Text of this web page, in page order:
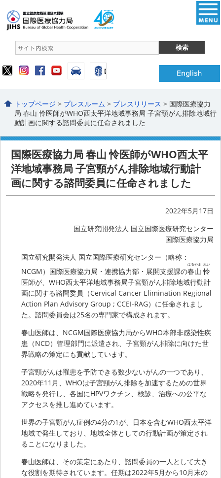
トップページ > プレスルーム > プレスリリース > 国際医療協力
局 春山 怜医師がWHO西太平洋地域事務局 子宮頸がん排除地域行
動計画に関する諮問委員に任命されました
国際医療協力局 春山 怜医師がWHO西太平
洋地域事務局 子宮頸がん排除地域行動計
画に関する諮問委員に任命されました
2022年5月17日
国立研究開発法人 国立国際医療研究センター
国際医療協力局
国立研究開発法人 国立国際医療研究センター（略称：
NCGM）国際医療協力局・連携協力部・展開支援課の春山
はるやま
怜
れい
医師が、WHO西太平洋地域事務局子宮頸がん排除地域行動計
画に関する諮問委員（Cervical Cancer Elimination Regional
Action Plan Advisory Group ; CCEI-RAG）に任命されまし
た。諮問委員会は25名の専門家で構成されます。
春山医師は、NCGM国際医療協力局からWHO本部非感染性疾
患（NCD）管理部門に派遣され、子宮頸がん排除に向けた世
界戦略の策定にも貢献しています。
子宮頸がんは罹患を予防できる数少ないがんの一つであり、
2020年11月、WHOは子宮頸がん排除を加速するための世界
戦略を発行し、各国にHPVワクチン、検診、治療への公平な
アクセスを推し進めています。
世界の子宮頸がん症例の4分の1が、日本を含むWHO西太平洋
地域で発生しており、地域全体としての行動計画が策定され
ることになりました。
春山医師は、その策定にあたり、諮問委員の一人として大き
な役割を期待されています。任期は2022年5月から10月末の